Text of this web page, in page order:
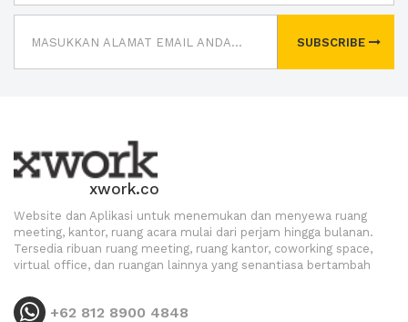
SUBSCRIBE
xwork.co
Website dan Aplikasi untuk menemukan dan menyewa ruang
meeting, kantor, ruang acara mulai dari perjam hingga bulanan.
Tersedia ribuan ruang meeting, ruang kantor, coworking space,
virtual office, dan ruangan lainnya yang senantiasa bertambah
+62 812 8900 4848